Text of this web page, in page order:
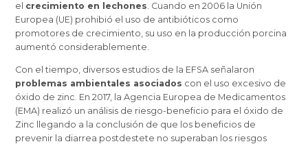
el crecimiento en lechones. Cuando en 2006 la Unión
Europea (UE) prohibió el uso de antibióticos como
promotores de crecimiento, su uso en la producción porcina
aumentó considerablemente.
Con el tiempo, diversos estudios de la EFSA señalaron
problemas ambientales asociados con el uso excesivo de
óxido de zinc. En 2017, la Agencia Europea de Medicamentos
(EMA) realizó un análisis de riesgo-beneficio para el óxido de
Zinc llegando a la conclusión de que los beneficios de
prevenir la diarrea postdestete no superaban los riesgos